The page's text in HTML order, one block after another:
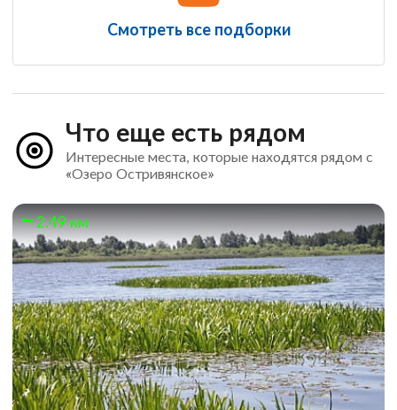
Смотреть все подборки
Что еще есть рядом
Интересные места, которые находятся рядом с
«Озеро Остривянское»
2.49 км